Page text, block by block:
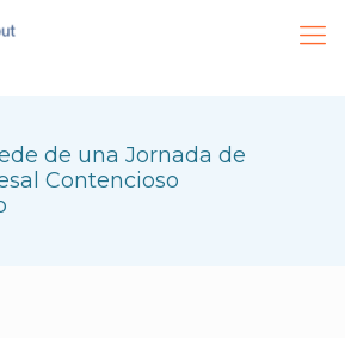
de una Jornada de
Contencioso